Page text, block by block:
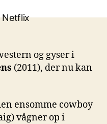
og gyser i
(2011), der nu kan
ensomme cowboy
vågner op i